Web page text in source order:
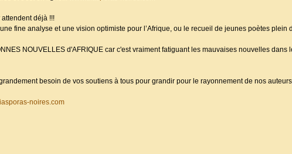
déjà !!!
fine analyse et une vision optimiste pour l’Afrique, ou le recueil de jeunes poètes plein
NOUVELLES d'AFRIQUE car c'est vraiment fatiguant les mauvaises nouvelles dans
besoin de vos soutiens à tous pour grandir pour le rayonnement de nos
noires.com